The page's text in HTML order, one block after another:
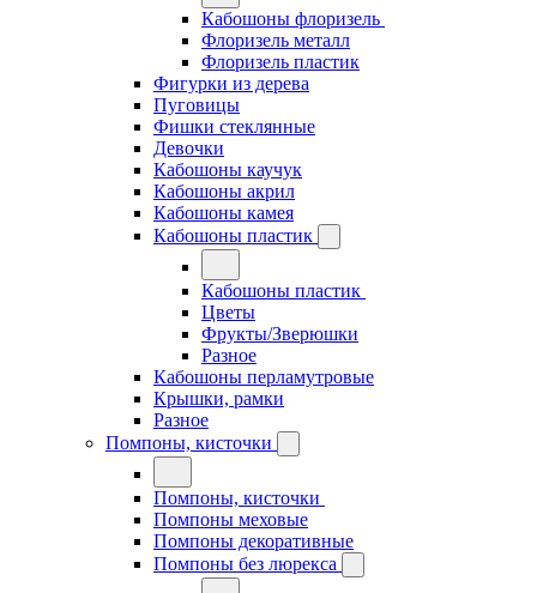
Кабошоны флоризель
Флоризель металл
Флоризель пластик
Фигурки из дерева
Пуговицы
Фишки стеклянные
Девочки
Кабошоны каучук
Кабошоны акрил
Кабошоны камея
Кабошоны пластик
Кабошоны пластик
Цветы
Фрукты/Зверюшки
Разное
Кабошоны перламутровые
Крышки, рамки
Разное
Помпоны, кисточки
Помпоны, кисточки
Помпоны меховые
Помпоны декоративные
Помпоны без люрекса